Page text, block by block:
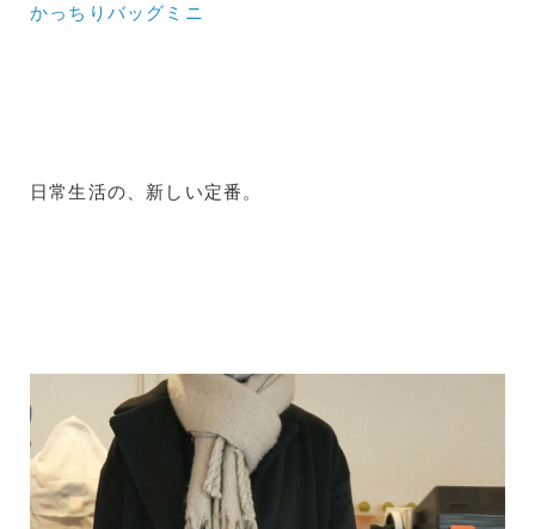
かっちりバッグミニ
日常生活の、新しい定番。